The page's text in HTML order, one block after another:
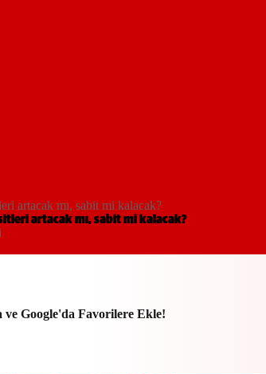
artacak mı, sabit mi kalacak?
artacak mı, sabit mi kalacak?
ve Google'da Favorilere Ekle!